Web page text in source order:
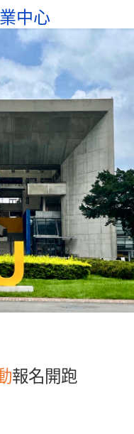
中心
報名開跑